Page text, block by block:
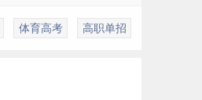
体育高考 高职单招